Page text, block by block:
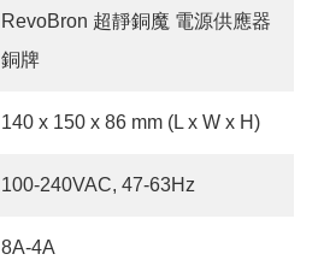
RevoBron 超靜銅魔 電源供應器
銅牌
140 x 150 x 86 mm (L x W x H)
100-240VAC, 47-63Hz
8A-4A